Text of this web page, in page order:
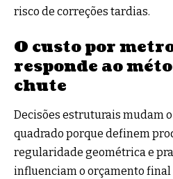
risco de correções tardias.
O custo por
responde ao
chute
Decisões estruturais mudam
quadrado porque definem
regularidade geométrica e
influenciam o orçamento final